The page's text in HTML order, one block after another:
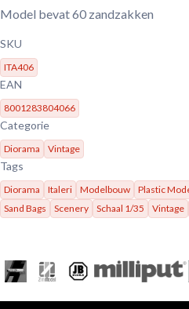
Model bevat 60 zandzakken
SKU
ITA406
EAN
8001283804066
Categorie
Diorama Vintage
Tags
Diorama Italeri Modelbouw Plastic
Sand Bags
Scenery Schaal 1/35 Vintage